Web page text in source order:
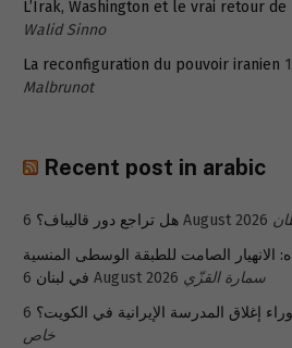
L’Irak, Washington et le vrai retour de
Walid Sinno
La reconfiguration du pouvoir iranien
Malbrunot
Recent post in arabic
هل تراجع دور قاليباف؟ 6 August 2026
الانهيار الصامت للطبقة الوسطى المنسية
في لبنان 6 August 2026 سمارة القزّي
إغلاق المدرسة الإيرانية في الكويت؟
خاص